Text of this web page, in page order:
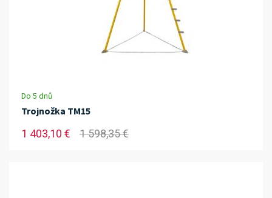
Do 5 dnů
Trojnožka TM15
1 403,10 € 1 598,35 €